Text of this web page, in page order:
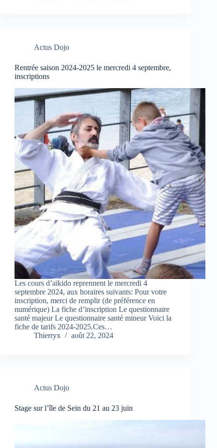
Actus Dojo
Rentrée saison 2024-2025 le mercredi 4 septembre,
inscriptions
Les cours d’aïkido reprennent le mercredi 4
septembre 2024, aux horaires suivants: Pour votre
inscription, merci de remplir (de préférence en
numérique) La fiche d’inscription Le questionnaire
santé majeur Le questionnaire santé mineur Voici la
fiche de tarifs 2024-2025.Ces…
Thierryx
août 22, 2024
Actus Dojo
Stage sur l’île de Sein du 21 au 23 juin